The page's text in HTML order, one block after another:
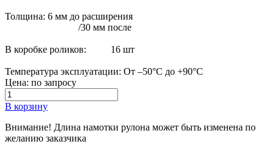
Толщина: 6 мм до расширения
/30 мм после
В коробке роликов: 16 шт
Температура эксплуатации: От –50°С до +90°С
Цена: по запросу
В корзину
Внимание! Длина намотки рулона может быть изменена по
желанию заказчика